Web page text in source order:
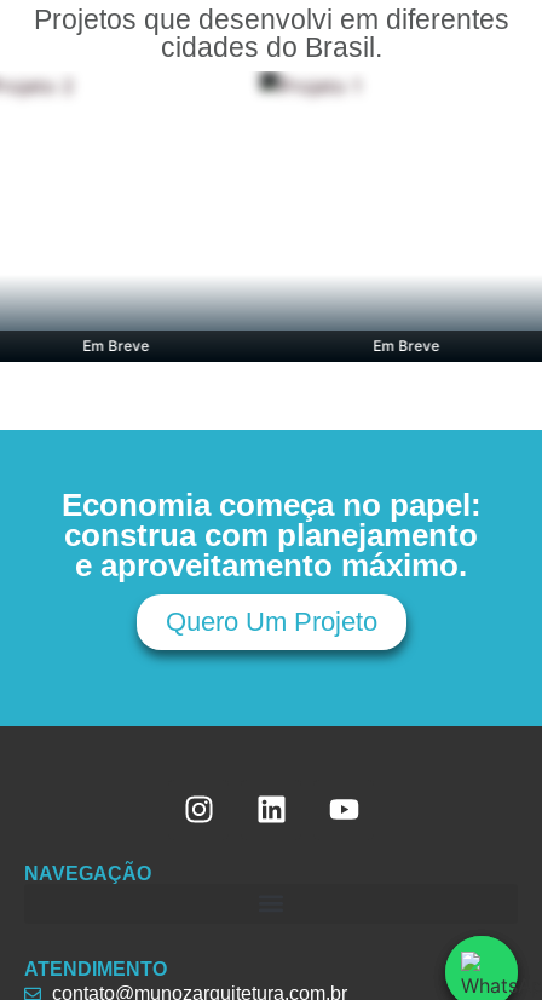
Projetos que desenvolvi em diferentes
cidades do Brasil.
Em Breve Em Breve
Economia começa no papel:
construa com planejamento
e aproveitamento máximo.
Quero Um Projeto
NAVEGAÇÃO
ATENDIMENTO
contato@munozarquitetura.com.br